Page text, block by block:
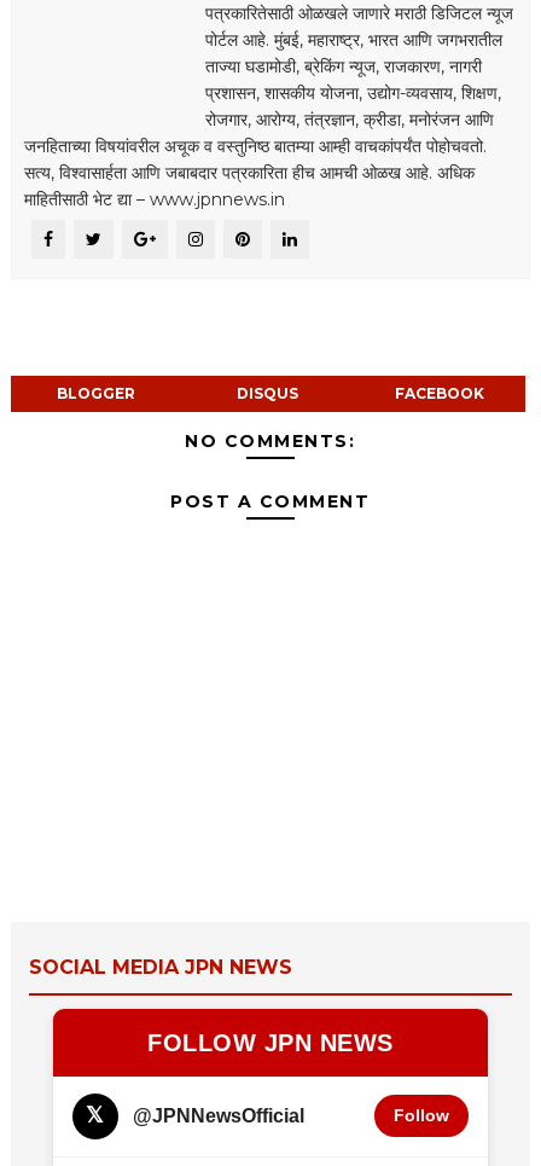
पत्रकारितेसाठी ओळखले जाणारे मराठी डिजिटल न्यूज
पोर्टल आहे. मुंबई, महाराष्ट्र, भारत आणि जगभरातील
ताज्या घडामोडी, ब्रेकिंग न्यूज, राजकारण, नागरी
प्रशासन, शासकीय योजना, उद्योग-व्यवसाय, शिक्षण,
रोजगार, आरोग्य, तंत्रज्ञान, क्रीडा, मनोरंजन आणि
जनहिताच्या विषयांवरील अचूक व वस्तुनिष्ठ बातम्या आम्ही वाचकांपर्यंत पोहोचवतो.
सत्य, विश्वासार्हता आणि जबाबदार पत्रकारिता हीच आमची ओळख आहे. अधिक
माहितीसाठी भेट द्या – www.jpnnews.in
BLOGGER DISQUS FACEBOOK
NO COMMENTS:
POST A COMMENT
SOCIAL MEDIA JPN NEWS
FOLLOW JPN NEWS
𝕏 @JPNNewsOfficial Follow